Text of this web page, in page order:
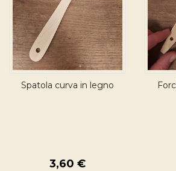
Spatola curva in legno
3,60 €